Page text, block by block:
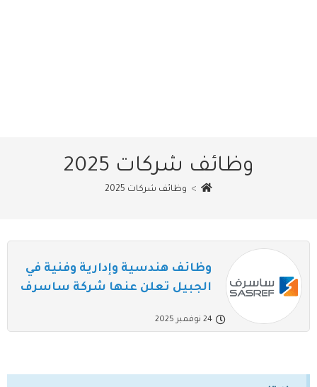
وظائف شركات 2025
> وظائف شركات 2025
وظائف هندسية وإدارية وفنية في
الجبيل تعلن عنها شركة ساسرف
24 نوفمبر 2025